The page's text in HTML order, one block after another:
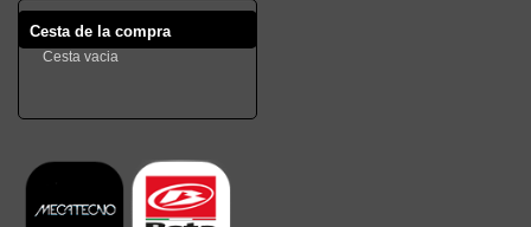
Cesta de la compra
Cesta vacia